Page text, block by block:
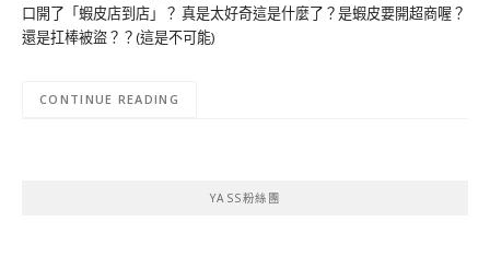
口開了「蝦皮店到店」？ 真是太好奇這是什麼了？是蝦皮要開超商喔？
還是扛棒被盜？？(這是不可能)
CONTINUE READING
YASS粉絲團